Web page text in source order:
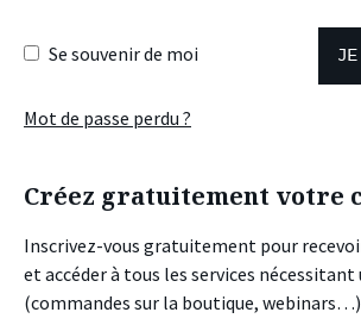
Se souvenir de moi JE
Mot de passe perdu ?
Créez gratuitement votre
Inscrivez-vous gratuitement pour
et accéder à tous les services
(commandes sur la boutique, webinars…)